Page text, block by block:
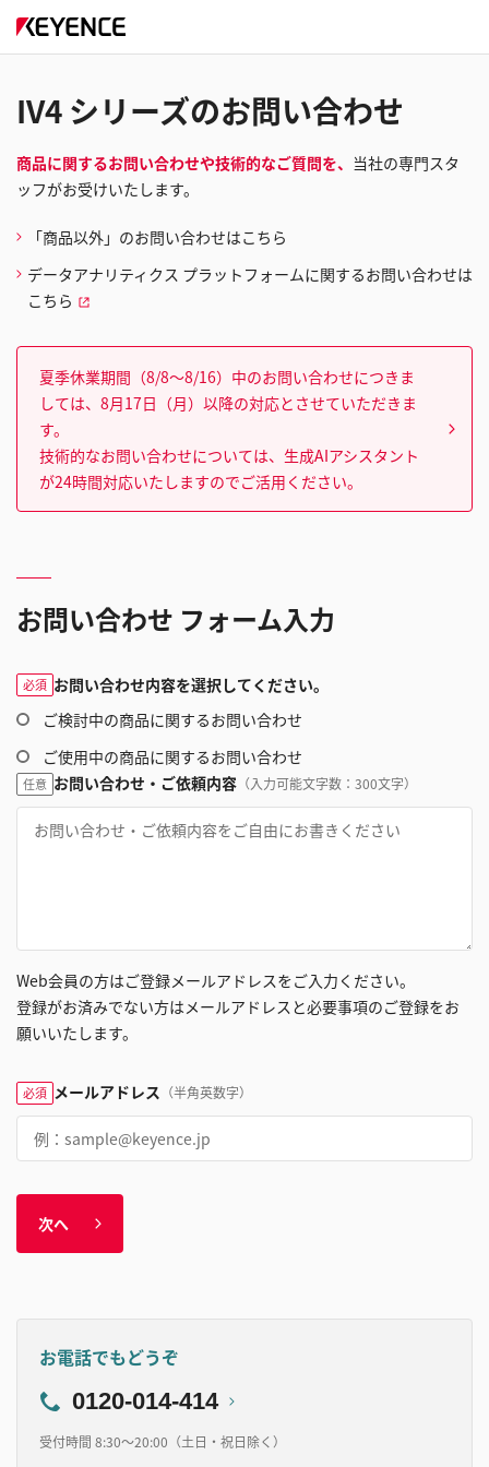
IV4 シリーズのお問い合わせ
商品に関するお問い合わせや技術的なご質問を、 当社の専門スタ
ッフがお受けいたします。
「商品以外」のお問い合わせはこちら
データアナリティクス プラットフォームに関するお問い合わせは
こちら
夏季休業期間（8/8～8/16）中のお問い合わせにつきま
しては、8月17日（月）以降の対応とさせていただきま
す。
技術的なお問い合わせについては、生成AIアシスタント
が24時間対応いたしますのでご活用ください。
お問い合わせ フォーム入力
必須 お問い合わせ内容を選択してください。
ご検討中の商品に関するお問い合わせ
ご使用中の商品に関するお問い合わせ
任意 お問い合わせ・ご依頼内容 （入力可能文字数：300文字）
Web会員の方はご登録メールアドレスをご入力ください。
登録がお済みでない方はメールアドレスと必要事項のご登録をお
願いいたします。
必須 メールアドレス （半角英数字）
次へ
お電話でもどうぞ
0120-014-414
受付時間 8:30～20:00（土日・祝日除く）